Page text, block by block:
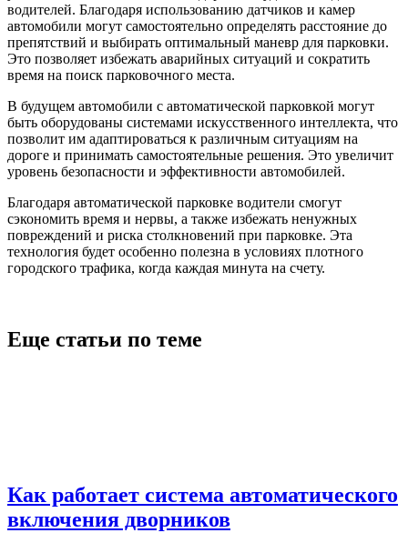
водителей. Благодаря использованию датчиков и камер
автомобили могут самостоятельно определять расстояние до
препятствий и выбирать оптимальный маневр для парковки.
Это позволяет избежать аварийных ситуаций и сократить
время на поиск парковочного места.
В будущем автомобили с автоматической парковкой могут
быть оборудованы системами искусственного интеллекта, что
позволит им адаптироваться к различным ситуациям на
дороге и принимать самостоятельные решения. Это увеличит
уровень безопасности и эффективности автомобилей.
Благодаря автоматической парковке водители смогут
сэкономить время и нервы, а также избежать ненужных
повреждений и риска столкновений при парковке. Эта
технология будет особенно полезна в условиях плотного
городского трафика, когда каждая минута на счету.
Еще статьи по теме
Как работает система автоматического
включения дворников